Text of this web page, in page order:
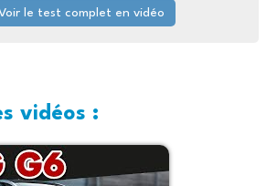
le test complet en vidéo
vidéos :